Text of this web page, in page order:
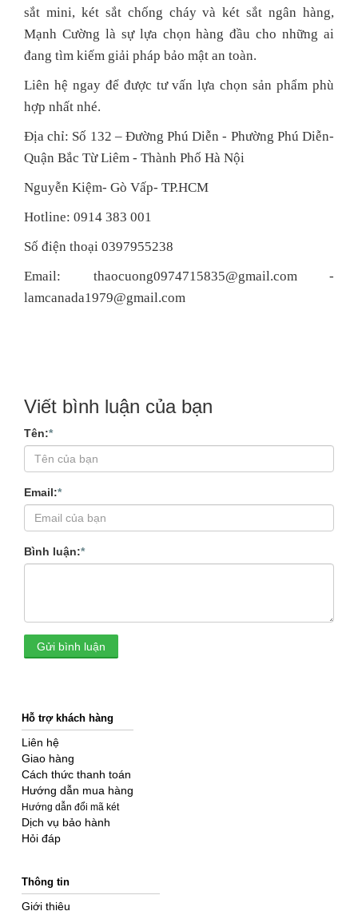
sắt mini, két sắt chống cháy và két sắt ngân hàng,
Mạnh Cường là sự lựa chọn hàng đầu cho những ai
đang tìm kiếm giải pháp bảo mật an toàn.
Liên hệ ngay để được tư vấn lựa chọn sản phẩm phù
hợp nhất nhé.
Địa chỉ: Số 132 – Đường Phú Diễn - Phường Phú Diễn-
Quận Bắc Từ Liêm - Thành Phố Hà Nội
Nguyễn Kiệm- Gò Vấp- TP.HCM
Hotline: 0914 383 001
Số điện thoại 0397955238
Email: thaocuong0974715835@gmail.com -
lamcanada1979@gmail.com
Viết bình luận của bạn
Tên:*
Email:*
Bình luận:*
Gửi bình luận
Hỗ trợ khách hàng
Liên hệ
Giao hàng
Cách thức thanh toán
Hướng dẫn mua hàng
Hướng dẫn đổi mã két
Dịch vụ bảo hành
Hỏi đáp
Thông tin
Giới thiệu